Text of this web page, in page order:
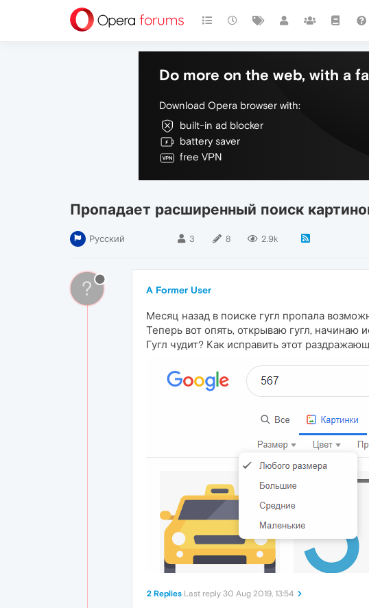
Do more on the web, with a
Download Opera browser with:
built-in ad blocker
battery saver
free VPN
Пропадает расширенный поиск
Русский 3 8 2.9k
? A Former User
Месяц назад в поиске гугл пропала
Теперь вот опять, открываю гугл, начинаю
Гугл чудит? Как исправить этот
2 Replies Last reply 30 Aug 2019, 13:54